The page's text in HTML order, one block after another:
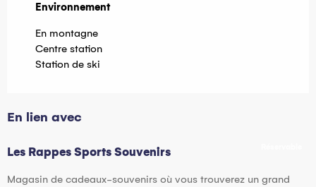
Environnement
Environnement
En montagne
Centre station
Station de ski
En lien avec
Les Rappes Sports Souvenirs
Magasin de cadeaux-souvenirs où vous trouverez un grand